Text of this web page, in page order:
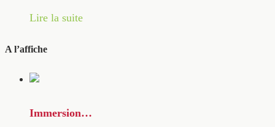
Lire la suite
A l’affiche
Immersion…